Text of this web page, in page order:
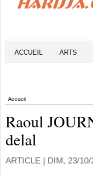
ACCUEIL ARTS
Accueil
Raoul
delal
ARTICLE | DIM, 23/